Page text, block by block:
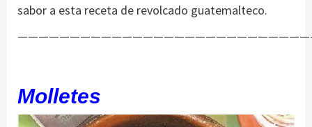
sabor a esta receta de revolcado guatemalteco.
Molletes